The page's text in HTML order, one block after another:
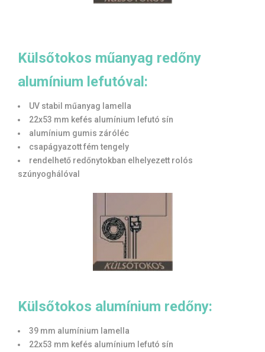
Külsőtokos műanyag redőny
alumínium lefutóval:
UV stabil műanyag lamella
22x53 mm kefés alumínium lefutó sín
alumínium gumis záróléc
csapágyazott fém tengely
rendelhető redőnytokban elhelyezett rolós
szúnyoghálóval
Külsőtokos alumínium redőny:
39 mm alumínium lamella
22x53 mm kefés alumínium lefutó sín